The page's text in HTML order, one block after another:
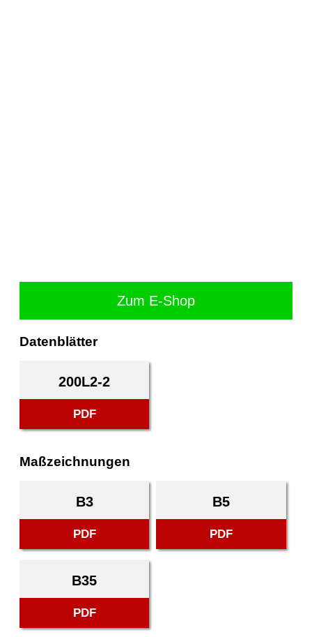
Zum E-Shop
Datenblätter
200L2-2
PDF
Maßzeichnungen
B3
PDF
B5
PDF
B35
PDF